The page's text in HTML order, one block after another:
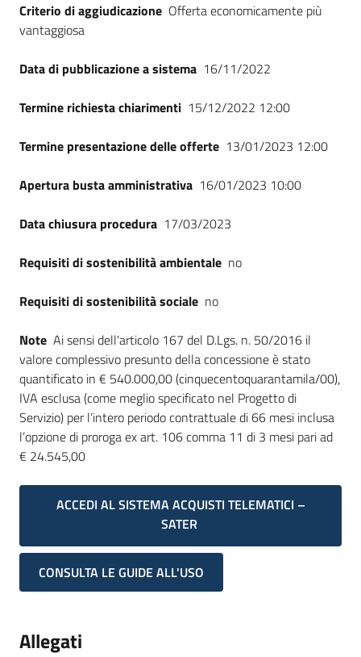
Criterio di aggiudicazione Offerta economicamente più
vantaggiosa
Data di pubblicazione a sistema 16/11/2022
Termine richiesta chiarimenti 15/12/2022 12:00
Termine presentazione delle offerte 13/01/2023 12:00
Apertura busta amministrativa 16/01/2023 10:00
Data chiusura procedura 17/03/2023
Requisiti di sostenibilità ambientale no
Requisiti di sostenibilità sociale no
Note Ai sensi dell'articolo 167 del D.Lgs. n. 50/2016 il
valore complessivo presunto della concessione è stato
quantificato in € 540.000,00 (cinquecentoquarantamila/00),
IVA esclusa (come meglio specificato nel Progetto di
Servizio) per l’intero periodo contrattuale di 66 mesi inclusa
l’opzione di proroga ex art. 106 comma 11 di 3 mesi pari ad
€ 24.545,00
ACCEDI AL SISTEMA ACQUISTI TELEMATICI –
SATER
CONSULTA LE GUIDE ALL'USO
Allegati